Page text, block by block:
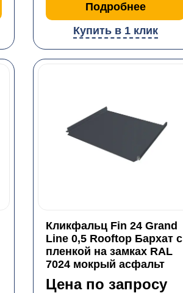
Подробнее
Купить в 1 клик
Кликфальц Fin 24 Grand
Line 0,5 Rooftop Бархат с
пленкой на замках RAL
7024 мокрый асфальт
Цена по запросу